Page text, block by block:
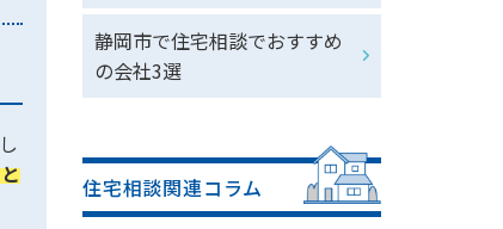
静岡市で住宅相談でおすすめ
の会社3選
住宅相談関連コラム